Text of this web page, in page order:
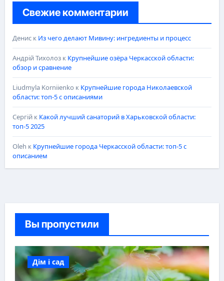
Свежие комментарии
Дениск Из чего делают Мивину: ингредиенты и процесс
Андрій Тихолозк Крупнейшие озёра Черкасской области:
обзор и сравнение
Liudmyla Korniienko к Крупнейшие города Николаевской
области: топ-5 с описаниями
Сергійк Какой лучший санаторий в Харьковской области:
топ-5 2025
Oleh к Крупнейшие города Черкасской области: топ-5 с
описанием
Вы пропустили
Дім і сад